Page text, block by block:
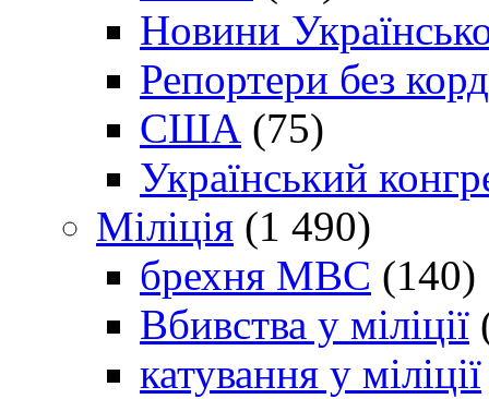
Новини
Репортери без
США (75)
Український
Міліція (1 490)
брехня МВС (140)
Вбивства у міліції
катування у міліції